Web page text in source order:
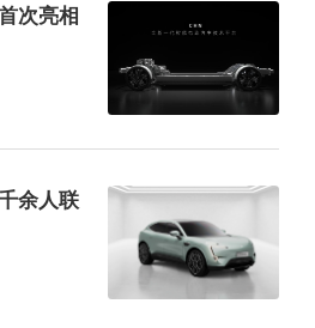
均搭载宁德时代电池，全
12纯电版搭载98kWh定制
，全方位守护出行安全；
制骁遥超级增·混电池，
次亮相
余人联